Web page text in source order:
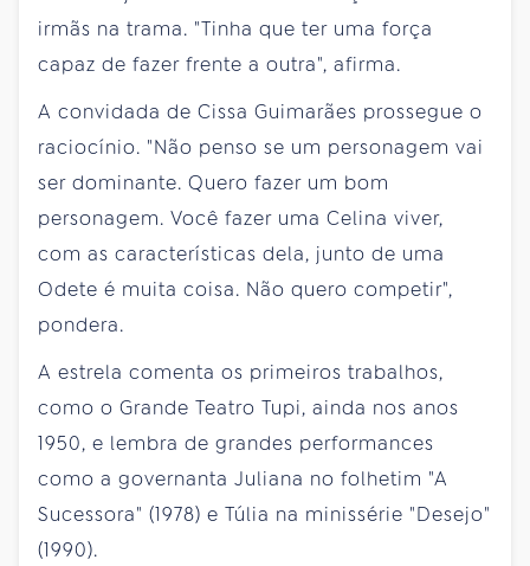
irmãs na trama. "Tinha que ter uma força
capaz de fazer frente a outra", afirma.
A convidada de Cissa Guimarães prossegue o
raciocínio. "Não penso se um personagem vai
ser dominante. Quero fazer um bom
personagem. Você fazer uma Celina viver,
com as características dela, junto de uma
Odete é muita coisa. Não quero competir",
pondera.
A estrela comenta os primeiros trabalhos,
como o Grande Teatro Tupi, ainda nos anos
1950, e lembra de grandes performances
como a governanta Juliana no folhetim "A
Sucessora" (1978) e Túlia na minissérie "Desejo"
(1990).